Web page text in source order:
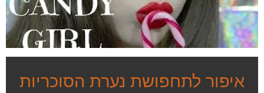
איפור לתחפושת נערת הסוכריות